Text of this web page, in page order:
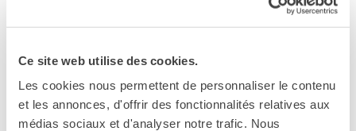
Ce site web utilise des cookies.
Les cookies nous permettent de personnaliser le contenu
et les annonces, d'offrir des fonctionnalités relatives aux
médias sociaux et d'analyser notre trafic. Nous
Offres d'emplois/stages
françaises
RECHERCHER
tutti gli umani sembrano essere scomparsi. Riesce a
trovare rifugio su una barca insieme ad altri animali, ma
più grande che superare la paura dell’acqua! Tutti dovranno
imparare a superare le differenze e ad adattarsi al nuovo
mondo che si impone.